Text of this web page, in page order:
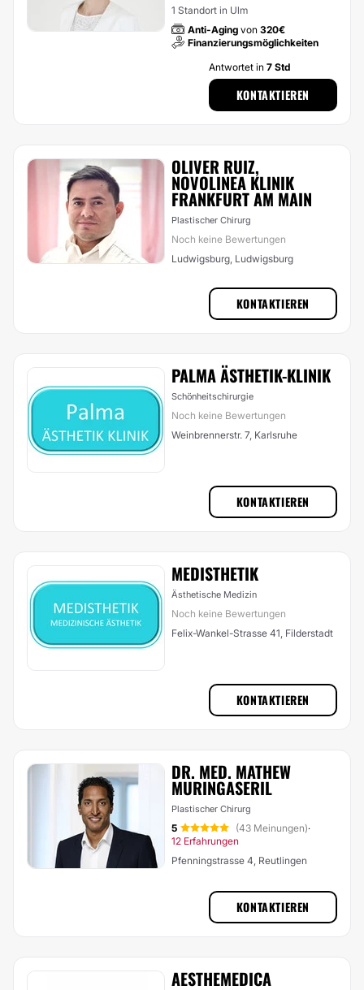
1 Standort in Ulm
Anti-Aging von 320€
Finanzierungsmöglichkeiten
Antwortet in 7 Std
KONTAKTIEREN
OLIVER RUIZ,
NOVOLINEA KLINIK
FRANKFURT AM MAIN
Plastischer Chirurg
Noch keine Bewertungen
Ludwigsburg, Ludwigsburg
KONTAKTIEREN
PALMA ÄSTHETIK-KLINIK
Schönheitschirurgie
Noch keine Bewertungen
Weinbrennerstr. 7, Karlsruhe
KONTAKTIEREN
MEDISTHETIK
Ästhetische Medizin
Noch keine Bewertungen
Felix-Wankel-Strasse 41, Filderstadt
KONTAKTIEREN
DR. MED. MATHEW
MURINGASERIL
Plastischer Chirurg
5 (43 Meinungen)·
12 Erfahrungen
Pfenningstrasse 4, Reutlingen
KONTAKTIEREN
AESTHEMEDICA